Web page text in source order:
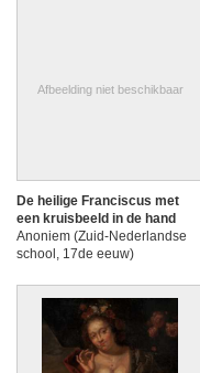
Afbeelding niet beschikbaar
De heilige Franciscus met
een kruisbeeld in de hand
Anoniem (Zuid-Nederlandse
school, 17de eeuw)